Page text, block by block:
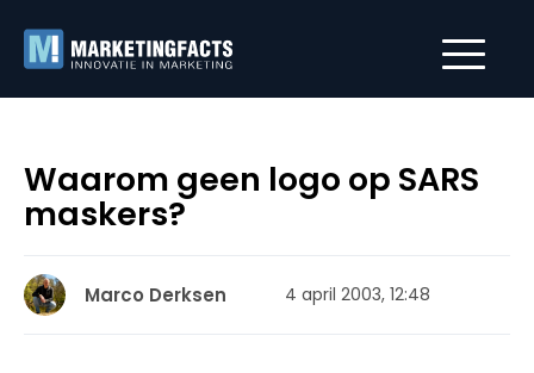
Waarom geen logo op SARS
maskers?
Marco Derksen 4 april 2003, 12:48